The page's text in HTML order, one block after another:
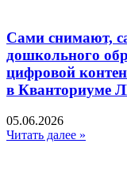
Сами снимают,
дошкольного
цифровой
в Кванториуме
05.06.2026
Читать далее »